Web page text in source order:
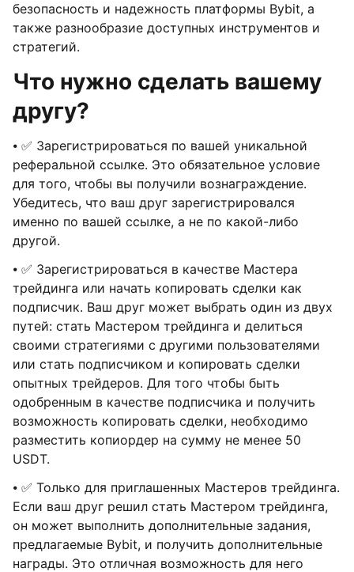
безопасность и надежность платформы Bybit, а
также разнообразие доступных инструментов и
стратегий.
Что нужно сделать вашему
другу?
⦁ ✅ Зарегистрироваться по вашей уникальной
реферальной ссылке. Это обязательное условие
для того, чтобы вы получили вознаграждение.
Убедитесь, что ваш друг зарегистрировался
именно по вашей ссылке, а не по какой-либо
другой.
⦁ ✅ Зарегистрироваться в качестве Мастера
трейдинга или начать копировать сделки как
подписчик. Ваш друг может выбрать один из двух
путей: стать Мастером трейдинга и делиться
своими стратегиями с другими пользователями
или стать подписчиком и копировать сделки
опытных трейдеров. Для того чтобы быть
одобренным в качестве подписчика и получить
возможность копировать сделки, необходимо
разместить копиордер на сумму не менее 50
USDT.
⦁ ✅ Только для приглашенных Мастеров трейдинга.
Если ваш друг решил стать Мастером трейдинга,
он может выполнить дополнительные задания,
предлагаемые Bybit, и получить дополнительные
награды. Это отличная возможность для него